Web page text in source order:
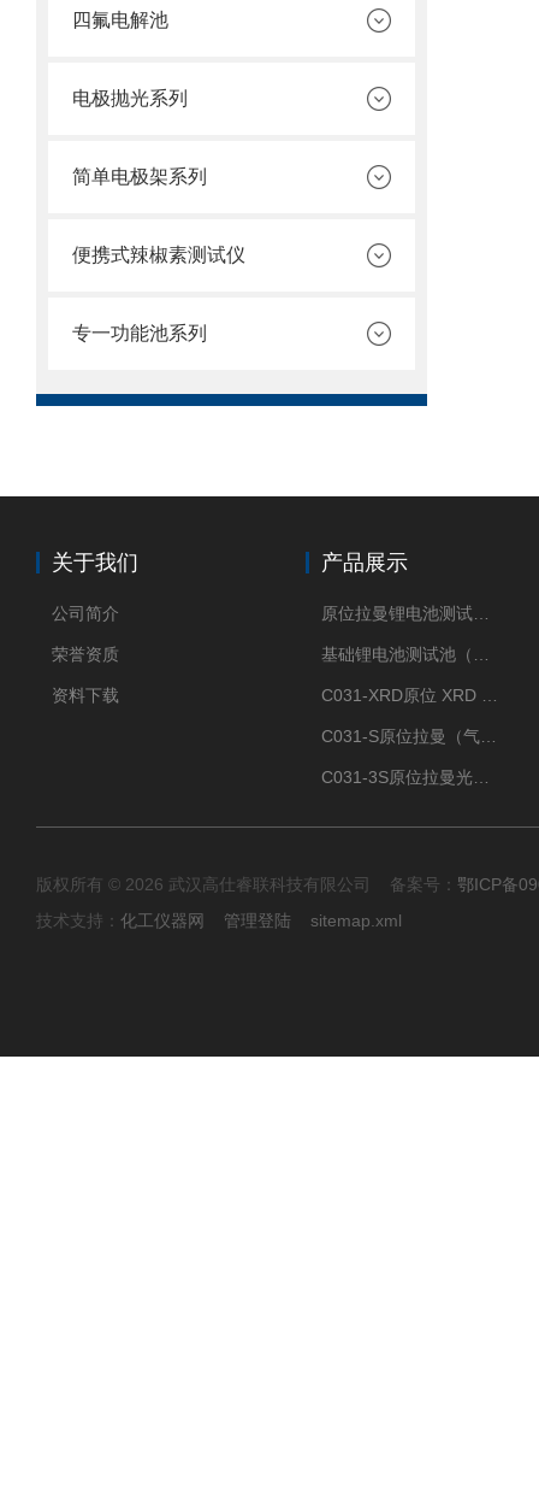
四氟电解池
电极抛光系列
简单电极架系列
便携式辣椒素测试仪
专一功能池系列
关于我们
公司简介
荣誉资质
资料下载
产品展示
版权所有 © 2026 武汉高仕睿联科技有限公司 备案号： 鄂ICP备
技术支持： 化工仪器网 管理登陆 sitemap.xml